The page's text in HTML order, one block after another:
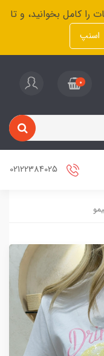
کامل بخوانید، و تا
اسنپ
0